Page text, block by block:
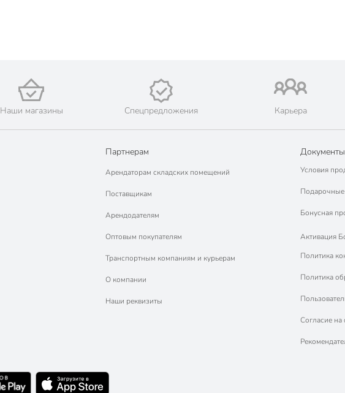
Наши магазины Спецпредложения Карьера
Партнерам
Арендаторам складских помещений
Поставщикам
Арендодателям
Оптовым покупателям
Транспортным компаниям и курьерам
О компании
Наши реквизиты
Документы
Условия
Подарочные
Бонусная
Активация
Политика
Политика
Согласие